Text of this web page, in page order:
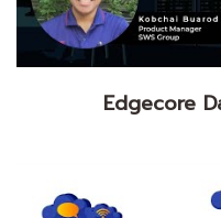
Edgecore